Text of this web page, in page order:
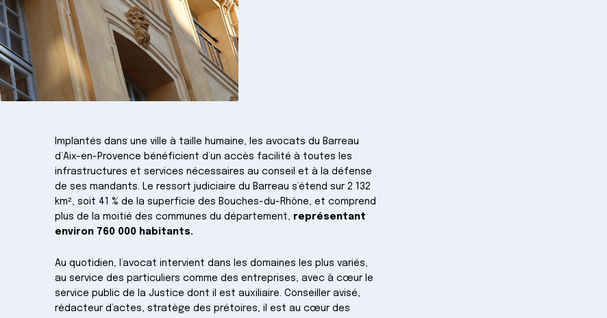
Implantés dans une ville à taille humaine, les avocats du Barreau
d’Aix-en-Provence bénéficient d’un accès facilité à toutes les
infrastructures et services nécessaires au conseil et à la défense
de ses mandants. Le ressort judiciaire du Barreau s’étend sur 2 132
km², soit 41 % de la superficie des Bouches-du-Rhône, et comprend
plus de la moitié des communes du département, représentant
environ 760 000 habitants.
Au quotidien, l’avocat intervient dans les domaines les plus variés,
au service des particuliers comme des entreprises, avec à cœur le
service public de la Justice dont il est auxiliaire. Conseiller avisé,
rédacteur d’actes, stratège des prétoires, il est au cœur des